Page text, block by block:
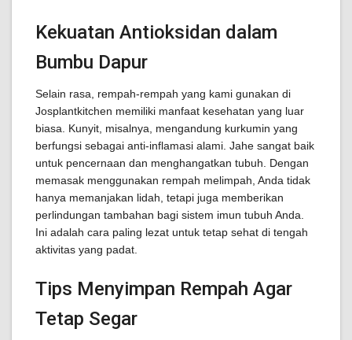
Kekuatan Antioksidan dalam
Bumbu Dapur
Selain rasa, rempah-rempah yang kami gunakan di
Josplantkitchen memiliki manfaat kesehatan yang luar
biasa. Kunyit, misalnya, mengandung kurkumin yang
berfungsi sebagai anti-inflamasi alami. Jahe sangat baik
untuk pencernaan dan menghangatkan tubuh. Dengan
memasak menggunakan rempah melimpah, Anda tidak
hanya memanjakan lidah, tetapi juga memberikan
perlindungan tambahan bagi sistem imun tubuh Anda.
Ini adalah cara paling lezat untuk tetap sehat di tengah
aktivitas yang padat.
Tips Menyimpan Rempah Agar
Tetap Segar